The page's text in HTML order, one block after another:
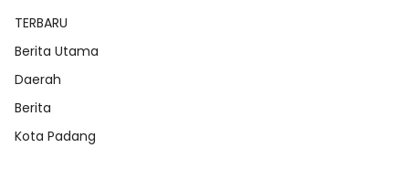
TERBARU
Berita Utama
Daerah
Berita
Kota Padang